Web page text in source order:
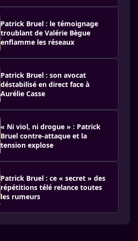
Patrick Bruel : le témoignage
troublant de Valérie Bègue
enflamme les réseaux
Patrick Bruel : son avocat
déstabilisé en direct face à
Aurélie Casse
« Ni viol, ni drogue » : Patrick
Bruel contre-attaque et la
tension explose
Patrick Bruel : ce « secret » des
répétitions télé relance toutes
les rumeurs